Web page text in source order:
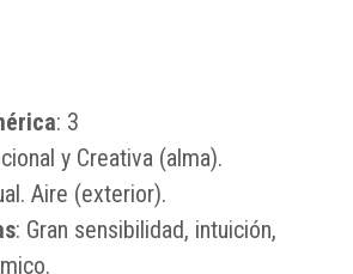
: 3
y Creativa (alma).
Aire (exterior).
: Gran sensibilidad, intuición,